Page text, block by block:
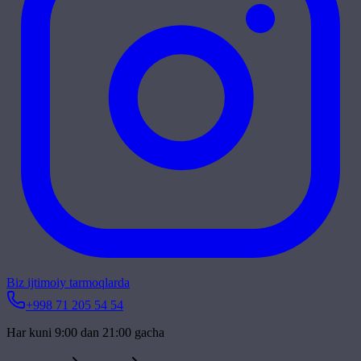
Biz ijtimoiy tarmoqlarda
+998 71 205 54 54
Har kuni 9:00 dan 21:00 gacha